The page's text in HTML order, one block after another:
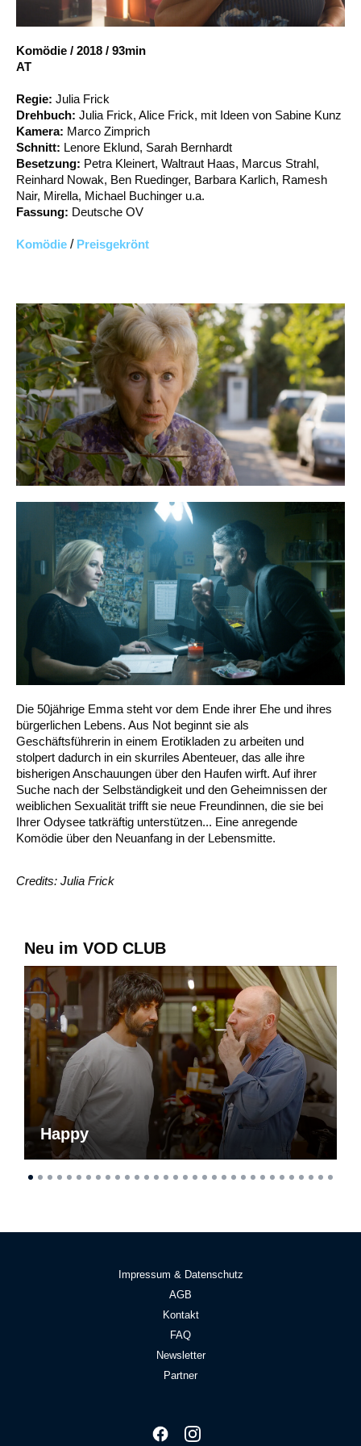
Account
Komödie / 2018 / 93min
AT
Regie: Julia Frick
Drehbuch: Julia Frick, Alice Frick, mit Ideen von Sabine Kunz
Kamera: Marco Zimprich
Schnitt: Lenore Eklund, Sarah Bernhardt
Besetzung: Petra Kleinert, Waltraut Haas, Marcus Strahl,
Reinhard Nowak, Ben Ruedinger, Barbara Karlich, Ramesh
Nair, Mirella, Michael Buchinger u.a.
Fassung: Deutsche OV
Komödie / Preisgekrönt
Die 50jährige Emma steht vor dem Ende ihrer Ehe und ihres
bürgerlichen Lebens. Aus Not beginnt sie als
Geschäftsführerin in einem Erotikladen zu arbeiten und
stolpert dadurch in ein skurriles Abenteuer, das alle ihre
bisherigen Anschauungen über den Haufen wirft. Auf ihrer
Suche nach der Selbständigkeit und den Geheimnissen der
weiblichen Sexualität trifft sie neue Freundinnen, die sie bei
Ihrer Odysee tatkräftig unterstützen... Eine anregende
Komödie über den Neuanfang in der Lebensmitte.
Credits: Julia Frick
Neu im VOD CLUB
Happy
Impressum & Datenschutz
AGB
Kontakt
FAQ
Newsletter
Partner